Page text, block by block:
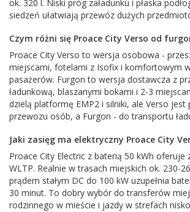
ok. 320 l. Niski próg załadunku i płaska
siedzeń ułatwiają przewóz dużych
Czym różni się Proace City Verso od
Proace City Verso to wersja osobowa -
miejscami, fotelami z Isofix i komfortowym
pasażerów. Furgon to wersja dostawcza z
ładunkową, blaszanymi bokami i 2-3
dzielą platformę EMP2 i silniki, ale Verso jest
przewozu osób, a Furgon - do transportu
Jaki zasięg ma elektryczny Proace City
Proace City Electric z baterią 50 kWh oferuje
WLTP. Realnie w trasach miejskich ok. 230-
prądem stałym DC do 100 kW uzupełnia
30 minut. To dobry wybór do transferów
rodzinnego w mieście i jazdy w strefach